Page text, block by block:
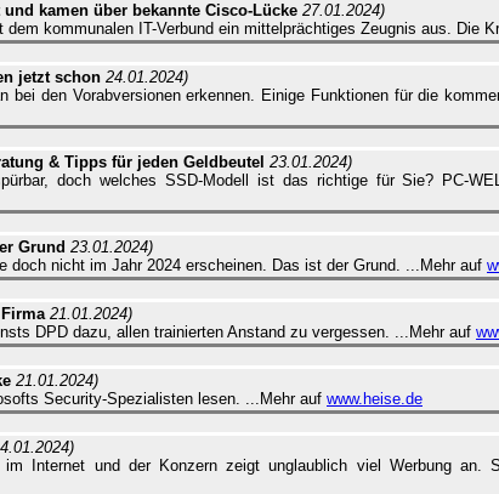
kamen über bekannte Cisco-Lücke 27.01.2024)
kommunalen IT-Verbund ein mittelprächtiges Zeugnis aus. Die
jetzt schon 24.01.2024)
den Vorabversionen erkennen. Einige Funktionen für die
& Tipps für jeden Geldbeutel 23.01.2024)
doch welches SSD-Modell ist das richtige für Sie? PC-
Grund 23.01.2024)
doch nicht im Jahr 2024 erscheinen. Das ist der Grund. ...Mehr auf
21.01.2024)
DPD dazu, allen trainierten Anstand zu vergessen. ...Mehr auf
21.01.2024)
Security-Spezialisten lesen. ...Mehr auf www.heise.de
Internet und der Konzern zeigt unglaublich viel Werbung